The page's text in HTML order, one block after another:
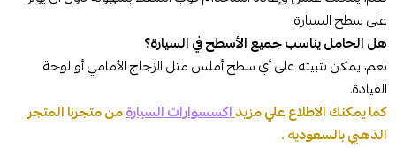
على سطح السيارة.
هل الحامل يناسب جميع الأسطح في السيارة؟
نعم، يمكن تثبيته على أي سطح أملس مثل الزجاج الأمامي أو لوحة
القيادة.
كما يمكنك الاطلاع علي مزيداكسسوارات السيارةمن متجرنا المتجر
الذهبي بالسعوديه .